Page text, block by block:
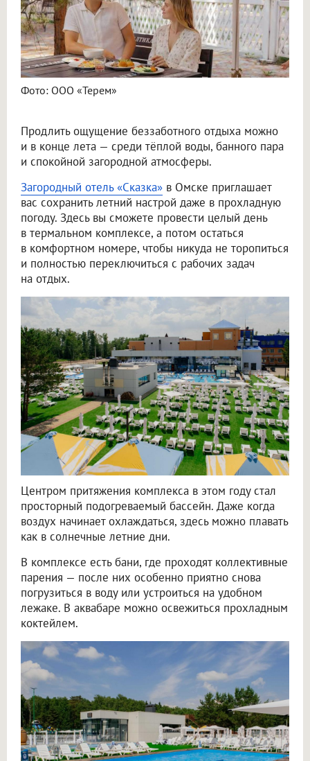
Фото: ООО «Терем»
Продлить ощущение беззаботного отдыха можно
и в конце лета — среди тёплой воды, банного пара
и спокойной загородной атмосферы.
Загородный отель «Сказка» в Омске приглашает
вас сохранить летний настрой даже в прохладную
погоду. Здесь вы сможете провести целый день
в термальном комплексе, а потом остаться
в комфортном номере, чтобы никуда не торопиться
и полностью переключиться с рабочих задач
на отдых.
Центром притяжения комплекса в этом году стал
просторный подогреваемый бассейн. Даже когда
воздух начинает охлаждаться, здесь можно плавать
как в солнечные летние дни.
В комплексе есть бани, где проходят коллективные
парения — после них особенно приятно снова
погрузиться в воду или устроиться на удобном
лежаке. В аквабаре можно освежиться прохладным
коктейлем.